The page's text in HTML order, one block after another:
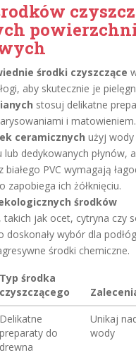
środki czyszczące
aby skutecznie je
stosuj delikatne
i
ceramicznych użyj wody
dedykowanych płynów,
białego PVC wymagają
zapobiega ich żółknięciu.
środków
, takich jak ocet, cytryna czy
doskonały wybór dla podłóg
środki chemiczne.
Typ środka
czyszczącego
Delikatne
preparaty do
drewna
Unikaj
wody